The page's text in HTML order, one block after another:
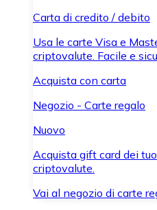
Carta di credito / debito
Usa le carte Visa e
criptovalute. Facile e
Acquista con carta
Negozio - Carte regalo
Nuovo
Acquista gift card dei
criptovalute.
Vai al negozio di carte